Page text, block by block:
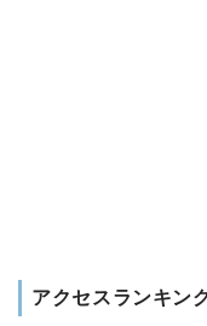
アクセスランキン